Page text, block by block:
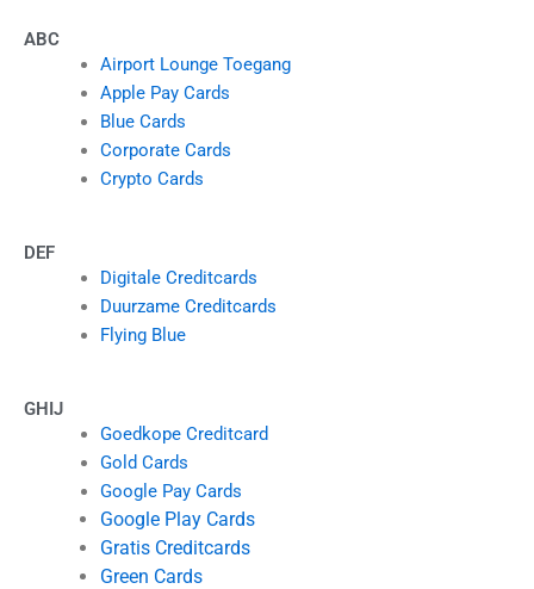
ABC
Airport Lounge Toegang
Apple Pay Cards
Blue Cards
Corporate Cards
Crypto Cards
DEF
Digitale Creditcards
Duurzame Creditcards
Flying Blue
GHIJ
Goedkope Creditcard
Gold Cards
Google Pay Cards
Google Play Cards
Gratis Creditcards
Green Cards